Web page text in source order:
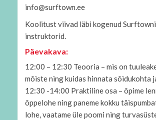
info@surftown.ee
Koolitust viivad läbi kogenud
instruktorid.
Päevakava:
12:00 – 12:30 Teooria – mis on
mõiste ning kuidas hinnata sõidukohta
12:30 -14:00 Praktiline osa – õpime
õppelohe ning paneme kokku
lohe, vaatame üle poomi ning